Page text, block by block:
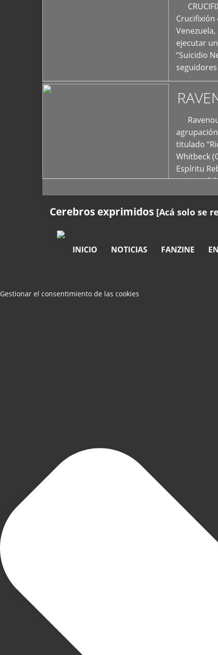
Crucifixión
ejecutar
“Suicidio
titulado
Whitbeck
Espíritu
oriente
Cerebros exprimidos [Acá solo se
INICIO NOTICIAS FANZINE
Gestionar el consentimiento de las cookies